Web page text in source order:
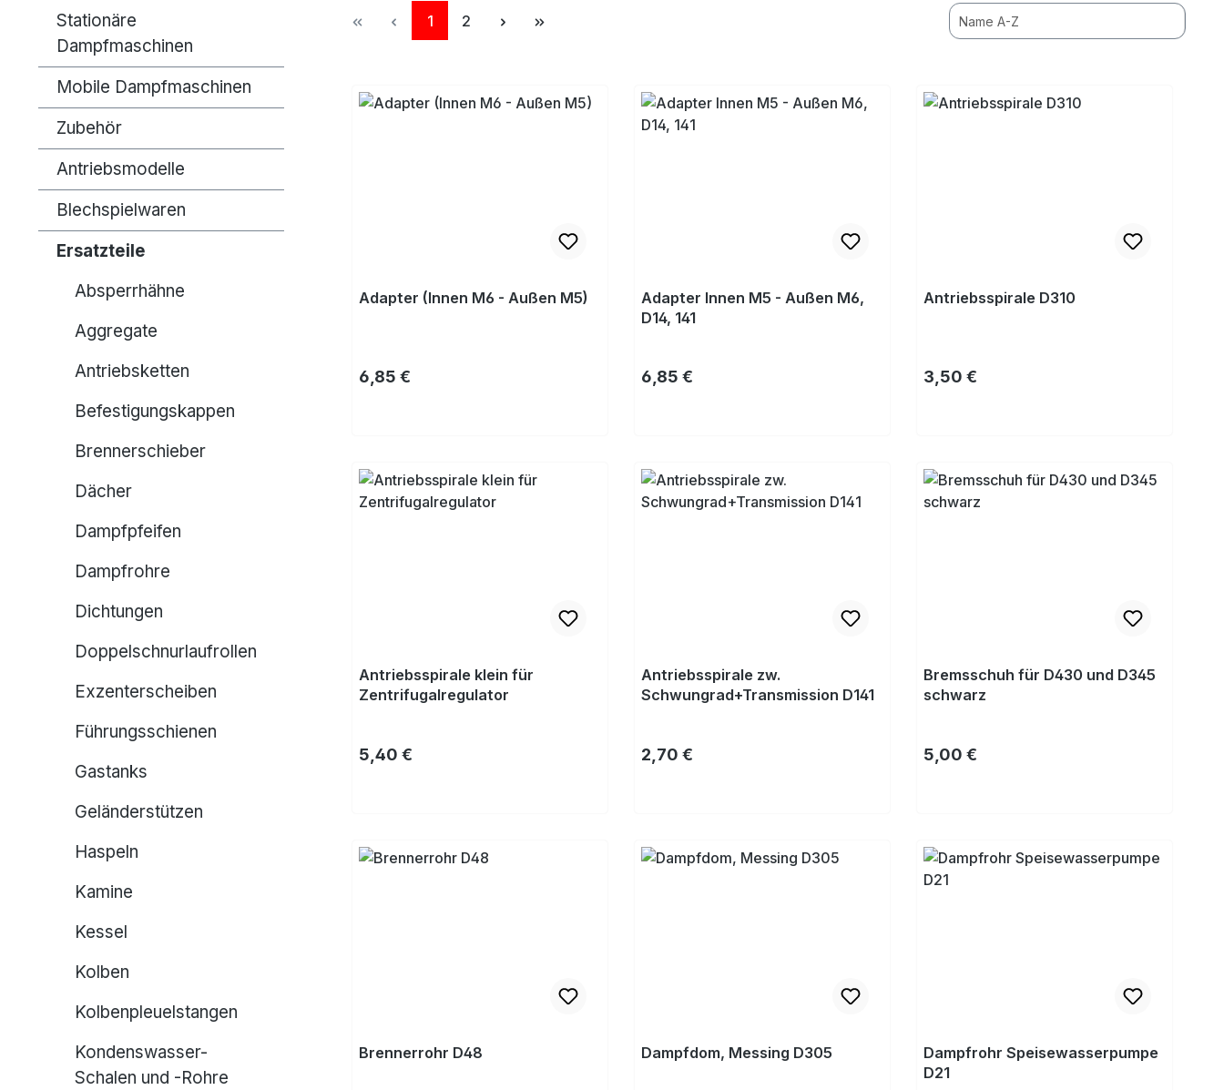
Stationäre
Dampfmaschinen
Mobile Dampfmaschinen
Zubehör
Antriebsmodelle
Blechspielwaren
Ersatzteile
Absperrhähne
Aggregate
Antriebsketten
Befestigungskappen
Brennerschieber
Dächer
Dampfpfeifen
Dampfrohre
Dichtungen
Doppelschnurlaufrollen
Exzenterscheiben
Führungsschienen
Gastanks
Geländerstützen
Haspeln
Kamine
Kessel
Kolben
Kolbenpleuelstangen
Kondenswasser-
Schalen und -Rohre
Seite
1 Seite
2
Adapter (Innen M6 - Außen M5)
Regulärer Preis:
6,85 €
Adapter Innen M5 - Außen M6,
D14, 141
Regulärer Preis:
6,85 €
Antriebsspirale D310
Regulärer Preis:
3,50 €
Antriebsspirale klein für
Zentrifugalregulator
Regulärer Preis:
5,40 €
Antriebsspirale zw.
Schwungrad+Transmission D141
Regulärer Preis:
2,70 €
Bremsschuh für D430 und D345
schwarz
Regulärer Preis:
5,00 €
Brennerrohr D48 Dampfdom, Messing D305
Dampfrohr Speisewasserpumpe
D21